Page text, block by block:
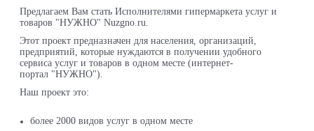
Предлагаем Вам стать Исполнителями гипермаркета услуг и
товаров "НУЖНО" Nuzgno.ru.
Этот проект предназначен для населения, организаций,
предприятий, которые нуждаются в получении удобного
сервиса услуг и товаров в одном месте (интернет-
портал "НУЖНО").
Наш проект это:
более 2000 видов услуг в одном месте